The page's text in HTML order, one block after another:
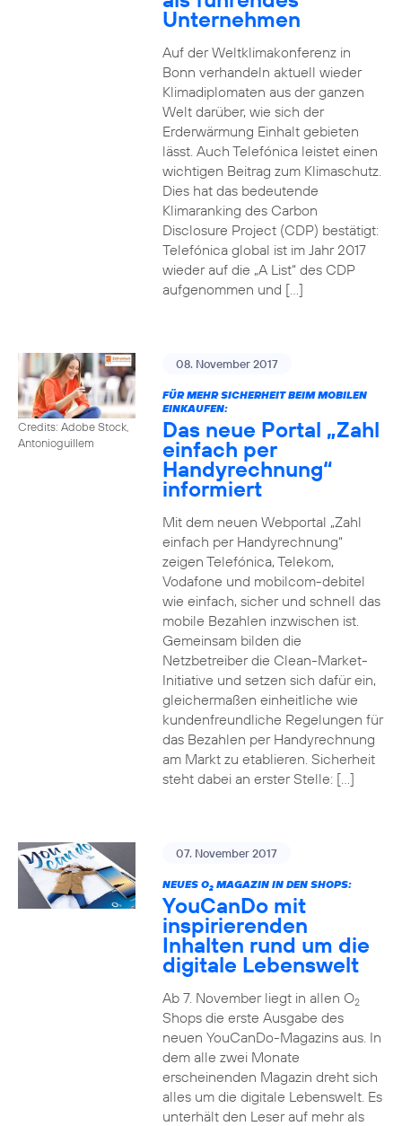
Unternehmen
Auf der Weltklimakonferenz in
Bonn verhandeln aktuell wieder
Klimadiplomaten aus der ganzen
Welt darüber, wie sich der
Erderwärmung Einhalt gebieten
lässt. Auch Telefónica leistet einen
wichtigen Beitrag zum Klimaschutz.
Dies hat das bedeutende
Klimaranking des Carbon
Disclosure Project (CDP) bestätigt:
Telefónica global ist im Jahr 2017
wieder auf die „A List“ des CDP
aufgenommen und […]
Credits: Adobe Stock,
Antonioguillem
08. November 2017
FÜR MEHR SICHERHEIT BEIM MOBILEN
EINKAUFEN:
Das neue Portal „Zahl
einfach per
Handyrechnung“
informiert
Mit dem neuen Webportal „Zahl
einfach per Handyrechnung“
zeigen Telefónica, Telekom,
Vodafone und mobilcom-debitel
wie einfach, sicher und schnell das
mobile Bezahlen inzwischen ist.
Gemeinsam bilden die
Netzbetreiber die Clean-Market-
Initiative und setzen sich dafür ein,
gleichermaßen einheitliche wie
kundenfreundliche Regelungen für
das Bezahlen per Handyrechnung
am Markt zu etablieren. Sicherheit
steht dabei an erster Stelle: […]
07. November 2017
NEUES O2MAGAZIN IN DEN SHOPS:
YouCanDo mit
inspirierenden
Inhalten rund um die
digitale Lebenswelt
Ab 7. November liegt in allen O2
Shops die erste Ausgabe des
neuen YouCanDo-Magazins aus. In
dem alle zwei Monate
erscheinenden Magazin dreht sich
alles um die digitale Lebenswelt. Es
unterhält den Leser auf mehr als